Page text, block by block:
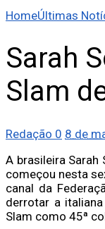
HomeÚltimas
Sarah
Slam
Redação 0 8 de
A brasileira Sarah
começou nesta
canal da
derrotar a
Slam como 45ª